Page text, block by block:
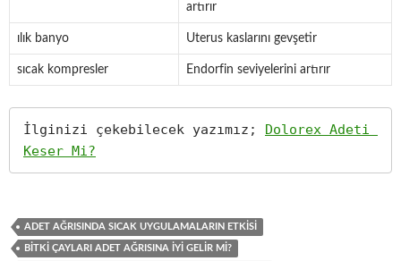
artırır
ılık banyo Uterus kaslarını gevşetir
sıcak kompresler Endorfin seviyelerini artırır
İlginizi çekebilecek yazımız;
Dolorex Adeti
Keser Mi?
ADET AĞRISINDA SICAK UYGULAMALARIN ETKISI
BITKI ÇAYLARI ADET AĞRISINA İYI GELIR MI?